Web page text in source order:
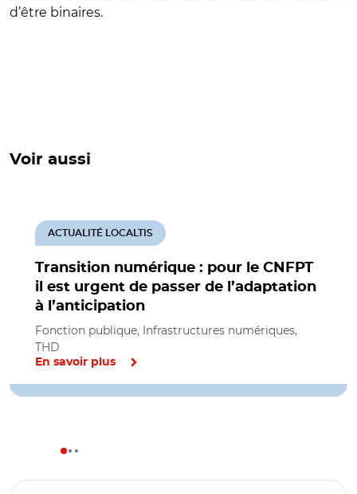
d’être binaires.
Voir aussi
Transition numérique : pour le CNFPT
il est urgent de passer de l’adaptation
à l’anticipation
ACTUALITÉ LOCALTIS
Fonction publique, Infrastructures numériques,
THD
En savoir plus